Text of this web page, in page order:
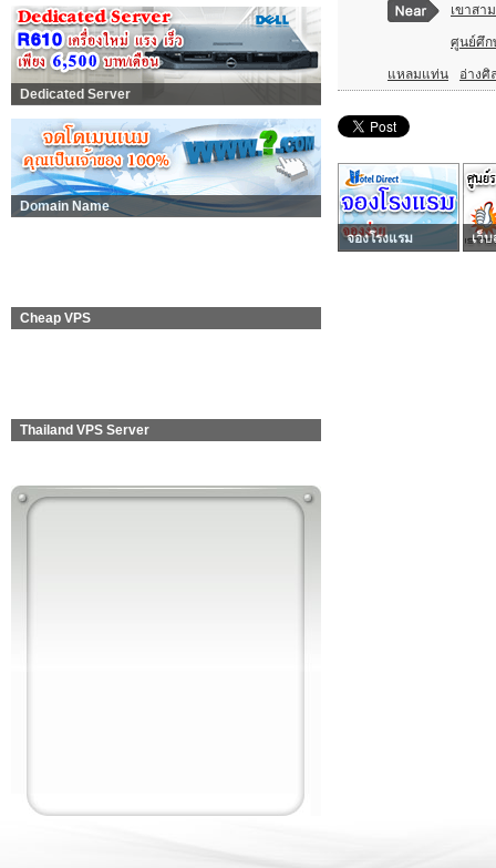
Dedicated Server
Domain Name
Cheap VPS
Thailand VPS Server
เขาสา
ศูนย์ศึก
แหลมแท่น อ่างศิ
จองโรงแรม เว็บ